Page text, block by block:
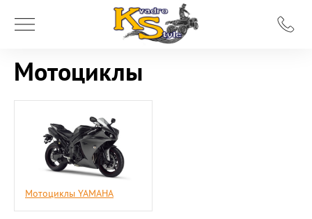
Мотоциклы
Мотоциклы YAMAHA